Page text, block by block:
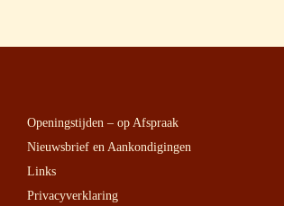
Openingstijden – op Afspraak
Nieuwsbrief en Aankondigingen
Links
Privacyverklaring